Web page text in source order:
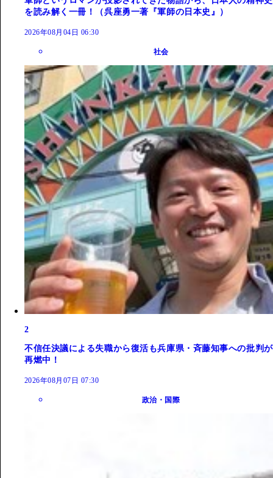
を読み解く一冊！（呉座勇一著『軍師の日本史』）
2026年08月04日 06:30
社会
2
不信任決議による失職から復活も兵庫県・斉藤知事への批判が
再燃中！
2026年08月07日 07:30
政治・国際